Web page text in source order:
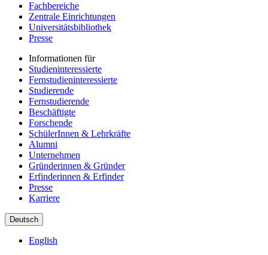
Fachbereiche
Zentrale Einrichtungen
Universitätsbibliothek
Presse
Informationen für
Studieninteressierte
Fernstudieninteressierte
Studierende
Fernstudierende
Beschäftigte
Forschende
SchülerInnen & Lehrkräfte
Alumni
Unternehmen
Gründerinnen & Gründer
Erfinderinnen & Erfinder
Presse
Karriere
Deutsch
English